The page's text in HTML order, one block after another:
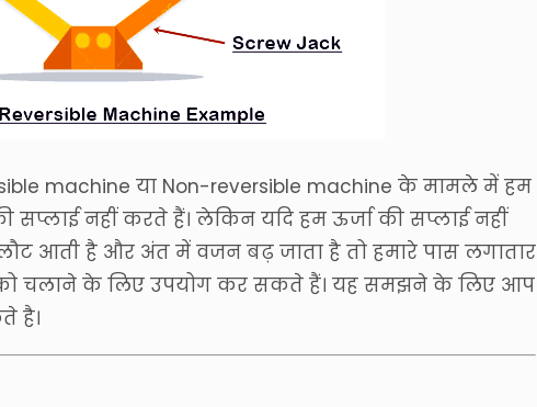
machine या Non-reversible machine के मामले में हम
नहीं करते हैं। लेकिन यदि हम ऊर्जा की सप्लाई नहीं
आती है और अंत में वजन बढ़ जाता है तो हमारे पास लगातार
को चलाने के लिए उपयोग कर सकते हैं। यह समझने के लिए आप
है।